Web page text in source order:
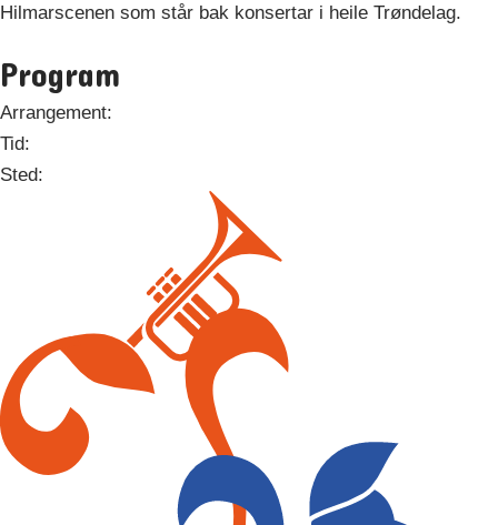
Hilmarscenen som står bak konsertar i heile Trøndelag.
Program
Arrangement:
Tid:
Sted: